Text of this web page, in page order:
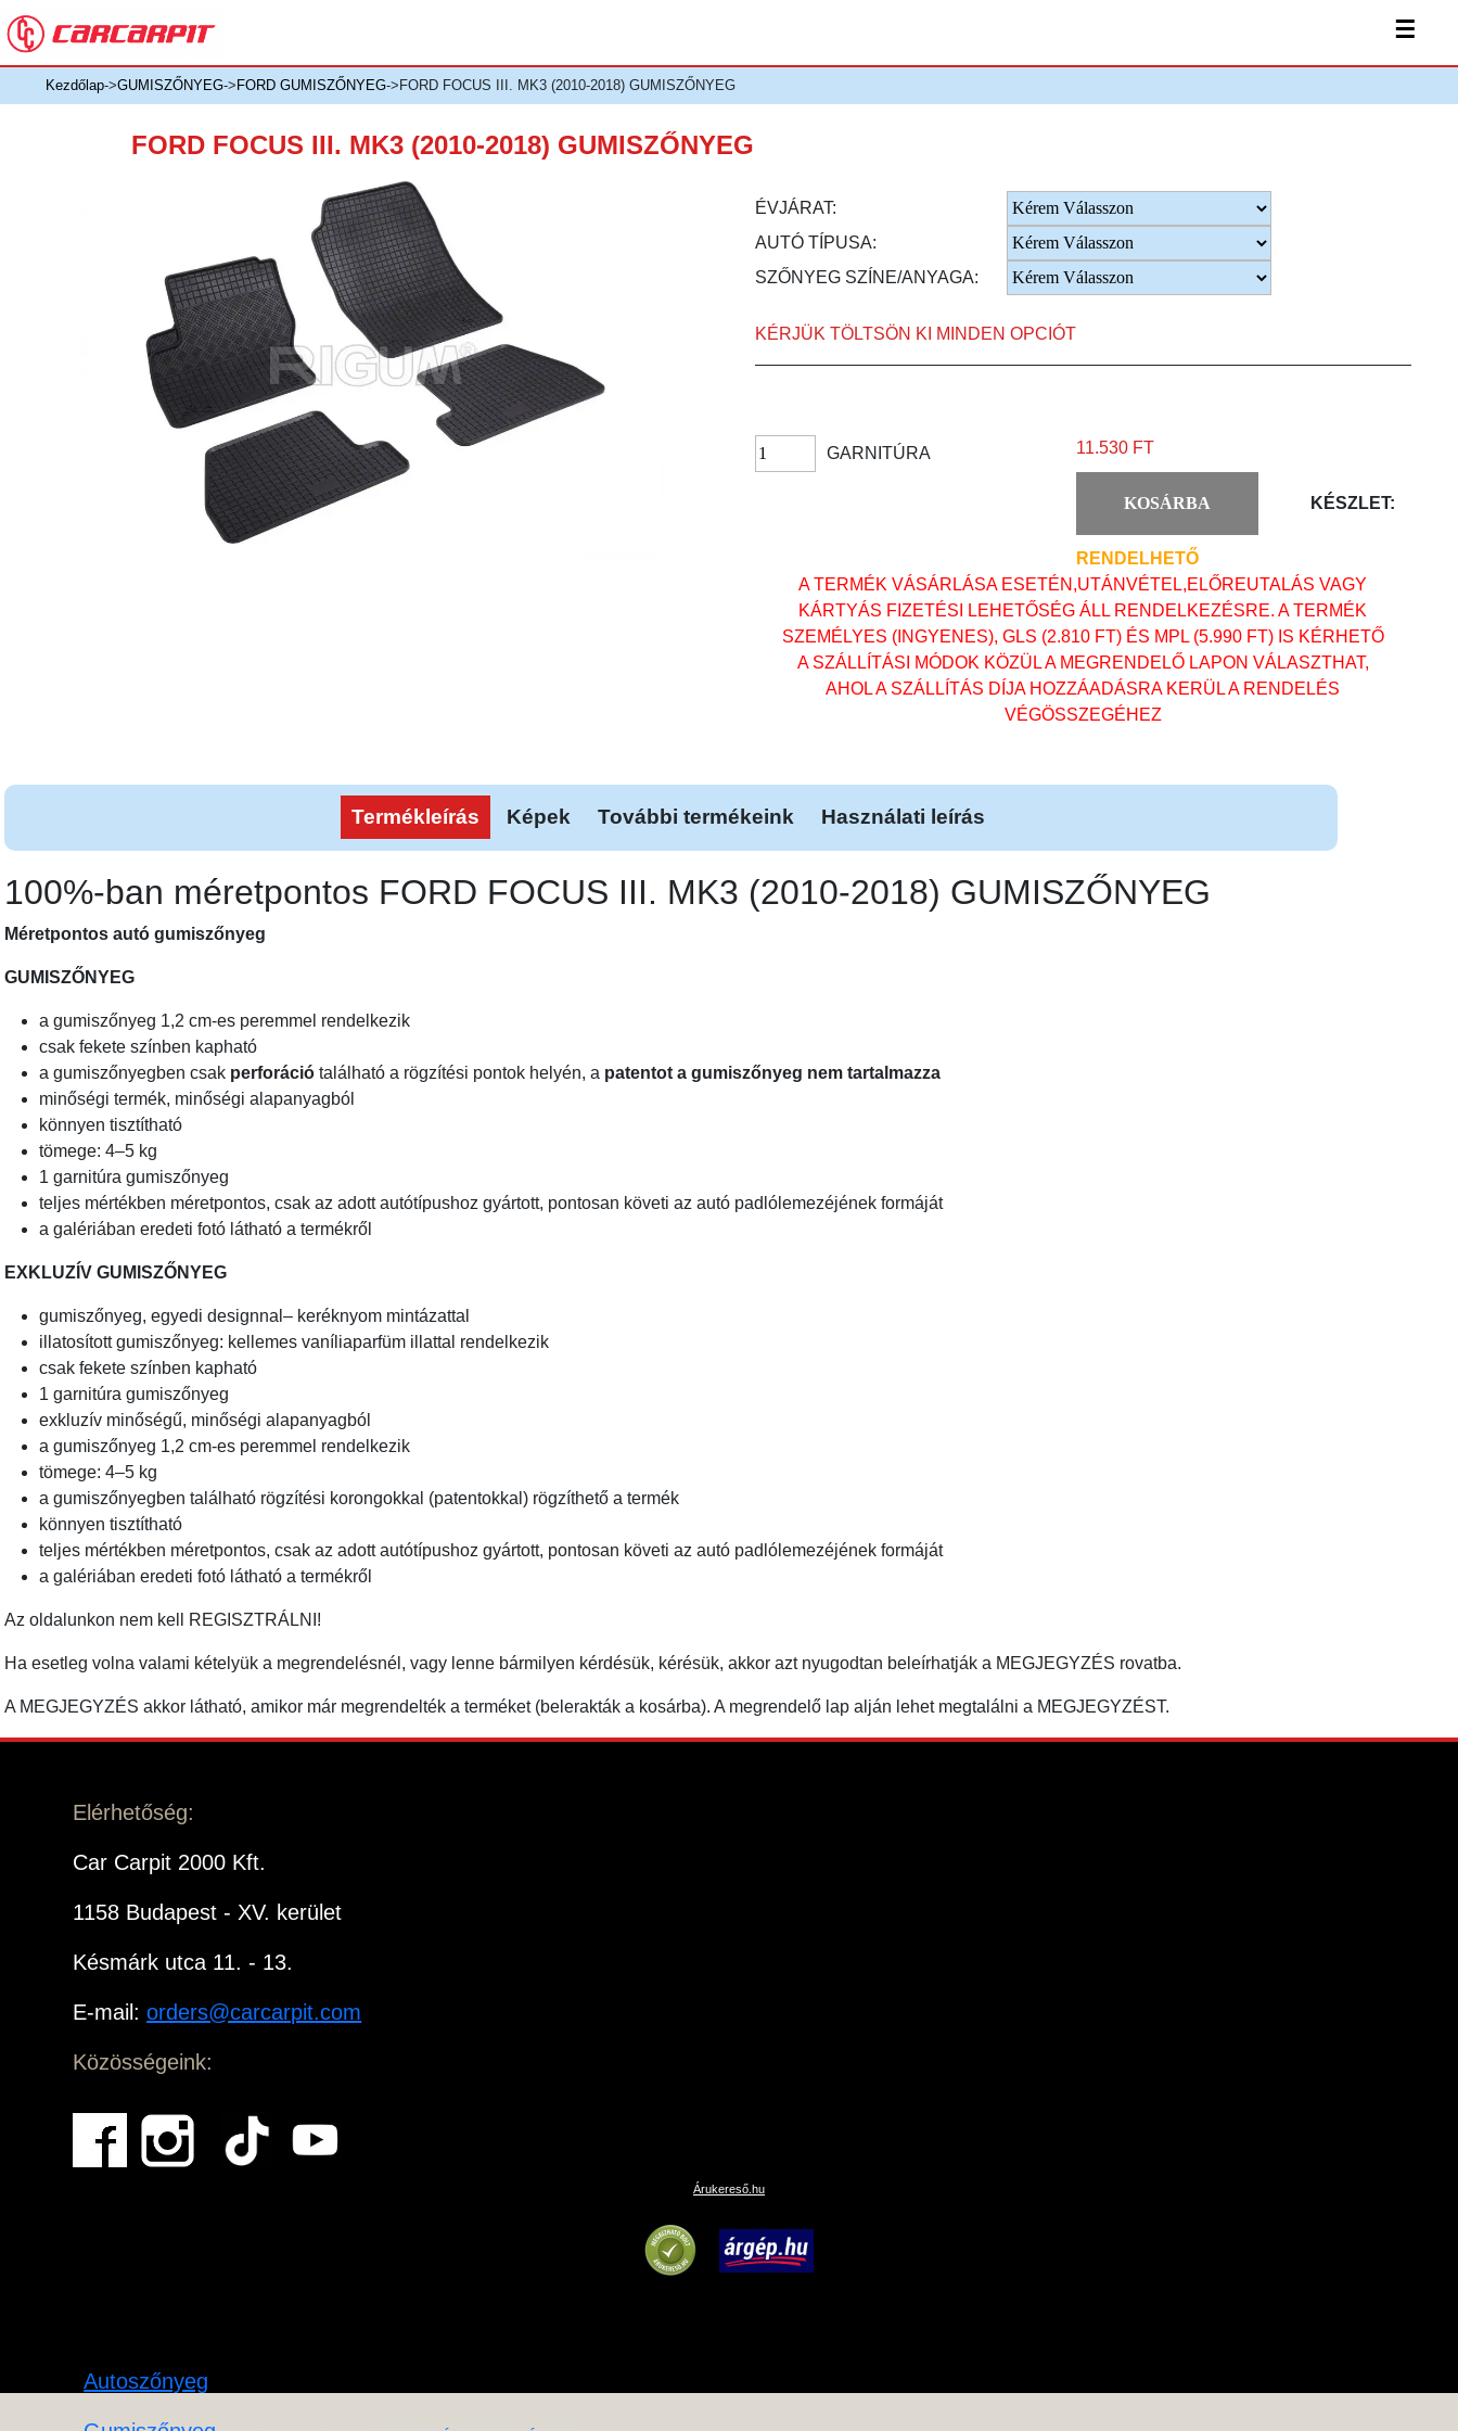
☰
Kezdőlap->GUMISZŐNYEG-> FORD GUMISZŐNYEG->FORD FOCUS III. MK3 (2010-2018) GUMISZŐNYEG
FORD FOCUS III. MK3 (2010-2018) GUMISZŐNYEG
ÉVJÁRAT:
AUTÓ TÍPUSA:
SZŐNYEG SZÍNE/ANYAGA:
KÉRJÜK TÖLTSÖN KI MINDEN OPCIÓT
GARNITÚRA 11.530 FT
KOSÁRBA KÉSZLET:
RENDELHETŐ
A TERMÉK VÁSÁRLÁSA ESETÉN,UTÁNVÉTEL,ELŐREUTALÁS VAGY
KÁRTYÁS FIZETÉSI LEHETŐSÉG ÁLL RENDELKEZÉSRE. A TERMÉK
SZEMÉLYES (INGYENES), GLS (2.810 FT) ÉS MPL (5.990 FT) IS KÉRHETŐ
A SZÁLLÍTÁSI MÓDOK KÖZÜL A MEGRENDELŐ LAPON VÁLASZTHAT,
AHOL A SZÁLLÍTÁS DÍJA HOZZÁADÁSRA KERÜL A RENDELÉS
VÉGÖSSZEGÉHEZ
Termékleírás Képek További termékeink Használati leírás
100%-ban méretpontos FORD FOCUS III. MK3 (2010-2018) GUMISZŐNYEG
Méretpontos autó gumiszőnyeg
GUMISZŐNYEG
a gumiszőnyeg 1,2 cm-es peremmel rendelkezik
csak fekete színben kapható
a gumiszőnyegben csak perforáció található a rögzítési pontok helyén, a patentot a gumiszőnyeg nem tartalmazza
minőségi termék, minőségi alapanyagból
könnyen tisztítható
tömege: 4–5 kg
1 garnitúra gumiszőnyeg
teljes mértékben méretpontos, csak az adott autótípushoz gyártott, pontosan követi az autó padlólemezéjének formáját
a galériában eredeti fotó látható a termékről
EXKLUZÍV GUMISZŐNYEG
gumiszőnyeg, egyedi designnal– keréknyom mintázattal
illatosított gumiszőnyeg: kellemes vaníliaparfüm illattal rendelkezik
csak fekete színben kapható
1 garnitúra gumiszőnyeg
exkluzív minőségű, minőségi alapanyagból
a gumiszőnyeg 1,2 cm-es peremmel rendelkezik
tömege: 4–5 kg
a gumiszőnyegben található rögzítési korongokkal (patentokkal) rögzíthető a termék
könnyen tisztítható
teljes mértékben méretpontos, csak az adott autótípushoz gyártott, pontosan követi az autó padlólemezéjének formáját
a galériában eredeti fotó látható a termékről
Az oldalunkon nem kell REGISZTRÁLNI!
Ha esetleg volna valami kételyük a megrendelésnél, vagy lenne bármilyen kérdésük, kérésük, akkor azt nyugodtan beleírhatják a MEGJEGYZÉS rovatba.
A MEGJEGYZÉS akkor látható, amikor már megrendelték a terméket (belerakták a kosárba). A megrendelő lap alján lehet megtalálni a MEGJEGYZÉST.
Elérhetőség:
Car Carpit 2000 Kft.
1158 Budapest - XV. kerület
Késmárk utca 11. - 13.
E-mail:orders@carcarpit.com
Közösségeink:
Árukereső.hu
Autoszőnyeg